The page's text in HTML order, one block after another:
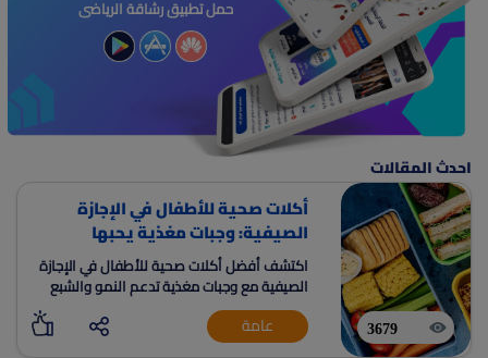
حمل تطبيق رشاقة الرياضى
احدث المقالات
3679
أكلات صحية للأطفال في الإجازة
الصيفية: وجبات مغذية يحبها
الأطفال
اكتشف أفضل أكلات صحية للأطفال في الإجازة
الصيفية مع وجبات مغذية تدعم النمو والشبع
والطاقة والتركيز وتقلل الإفراط في الحلويات.
عامة